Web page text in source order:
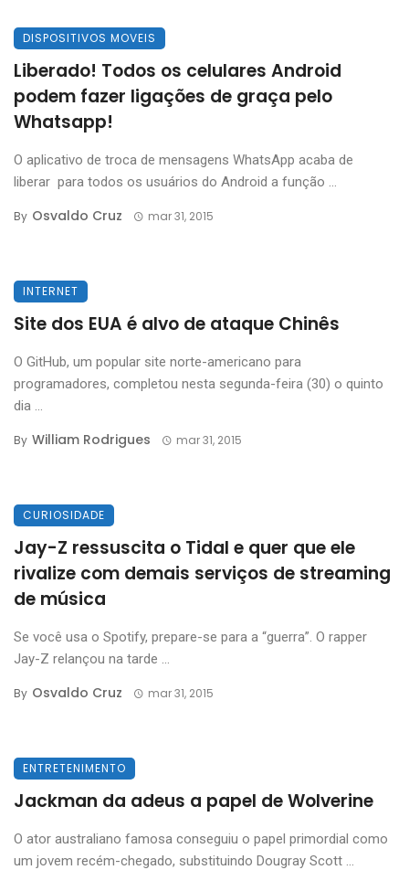
DISPOSITIVOS MOVEIS
Liberado! Todos os celulares Android
podem fazer ligações de graça pelo
Whatsapp!
O aplicativo de troca de mensagens WhatsApp acaba de
liberar para todos os usuários do Android a função ...
By Osvaldo Cruz mar 31, 2015
INTERNET
Site dos EUA é alvo de ataque Chinês
O GitHub, um popular site norte-americano para
programadores, completou nesta segunda-feira (30) o quinto
dia ...
By William Rodrigues mar 31, 2015
CURIOSIDADE
Jay-Z ressuscita o Tidal e quer que ele
rivalize com demais serviços de streaming
de música
Se você usa o Spotify, prepare-se para a “guerra”. O rapper
Jay-Z relançou na tarde ...
By Osvaldo Cruz mar 31, 2015
ENTRETENIMENTO
Jackman da adeus a papel de Wolverine
O ator australiano famosa conseguiu o papel primordial como
um jovem recém-chegado, substituindo Dougray Scott ...